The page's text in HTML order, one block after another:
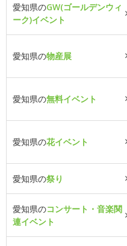
愛知県のGW(ゴールデンウィ
ーク)イベント
愛知県の物産展
愛知県の無料イベント
愛知県の花イベント
愛知県の祭り
愛知県のコンサート・音楽関
連イベント